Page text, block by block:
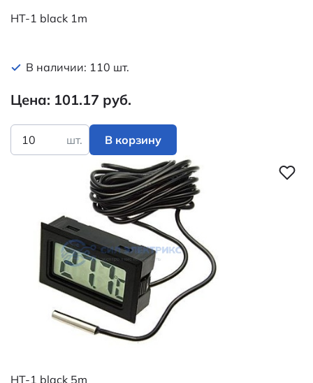
HT-1 black 1m
В наличии: 110 шт.
Цена: 101.17 руб.
шт. В корзину
HT-1 black 5m